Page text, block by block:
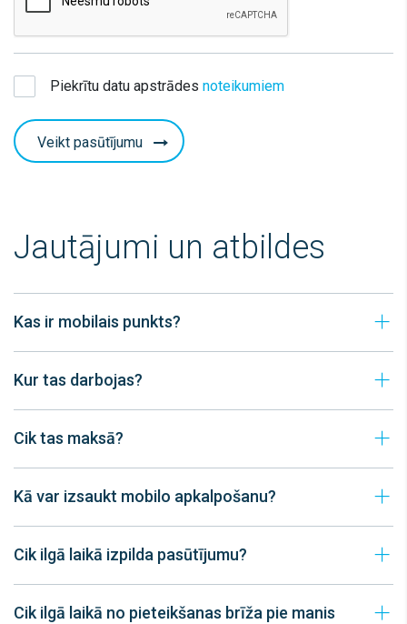
Piekrītu datu apstrādes noteikumiem
Veikt pasūtījumu
Jautājumi un atbildes
Kas ir mobilais punkts?
Kur tas darbojas?
Cik tas maksā?
Kā var izsaukt mobilo apkalpošanu?
Cik ilgā laikā izpilda pasūtījumu?
Cik ilgā laikā no pieteikšanas brīža pie manis